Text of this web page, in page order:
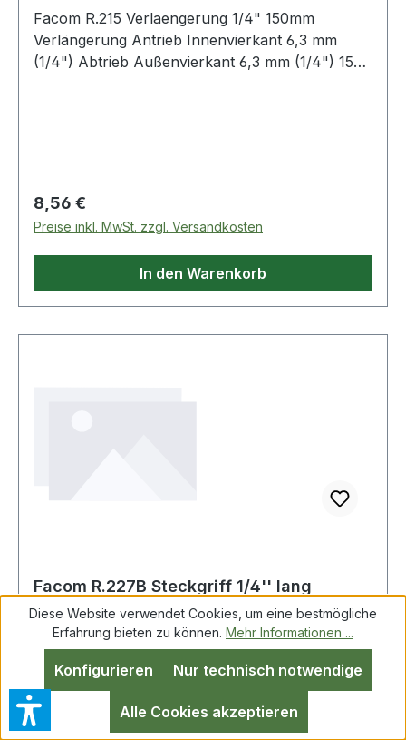
Facom R.215 Verlaengerung 1/4" 150mm
Verlängerung Antrieb Innenvierkant 6,3 mm
(1/4") Abtrieb Außenvierkant 6,3 mm (1/4") 150
Regulärer Preis:
8,56 €
Preise inkl. MwSt. zzgl. Versandkosten
In den Warenkorb
Facom R.227B Steckgriff 1/4'' lang
260mm
Facom R.227B Steckgriff 1/4" lang 260mm 1/4"
SD langer Steckgriff Weitere Produkte im
Bereich Radio"-Serie 1/4''
Diese Website verwendet Cookies, um eine bestmögliche
Erfahrung bieten zu können. Mehr Informationen ...
Nur technisch notwendige
Konfigurieren
Alle Cookies akzeptieren